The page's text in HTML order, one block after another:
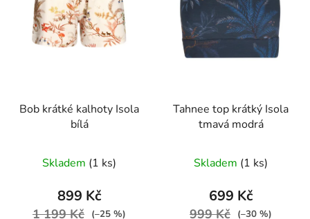
Bob krátké kalhoty Isola
bílá
Skladem (1 ks)
899 Kč
1 199 Kč (–25 %)
Tahnee top krátký Isola
tmavá modrá
Skladem (1 ks)
699 Kč
999 Kč (–30 %)